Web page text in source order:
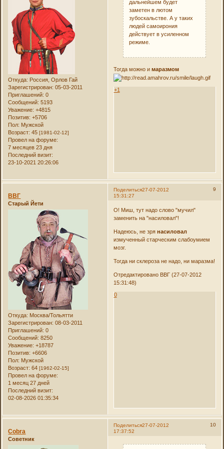
Откуда: Россия, Орлов Гай
Зарегистрирован: 05-03-2011
Приглашений: 0
Сообщений: 5193
Уважение: +4815
Позитив: +5706
Пол: Мужской
Возраст: 45[1981-02-12]
Провел на форуме:
7 месяцев 23 дня
Последний визит:
23-10-2021 20:26:06
дальнейшем будет
заметен в лютом
зубоскальстве. А у таких
людей самоирония
действует в усиленном
режиме.
Тогда можно и маразмом
+1
Поделиться 9
27-07-2012
15:31:27
ВВГ
Старый Йети
Откуда: Москва/Тольятти
Зарегистрирован: 08-03-2011
Приглашений: 0
Сообщений: 8250
Уважение: +18787
Позитив: +6606
Пол: Мужской
Возраст: 64[1962-02-15]
Провел на форуме:
1 месяц 27 дней
Последний визит:
02-08-2026 01:35:34
О! Миш, тут надо слово "мучил"
заменить на "насиловал"!
Надеюсь, не зря насиловал
измученный старческим слабоумием
мозг.
Тогда ни склероза не надо, ни маразма!
Отредактировано ВВГ (27-07-2012
15:31:48)
0
Поделиться 10
27-07-2012
17:37:52
Cobra
Советник